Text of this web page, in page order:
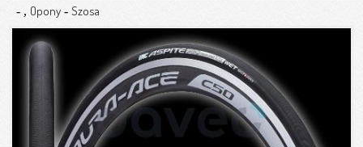
- , Opony- Szosa